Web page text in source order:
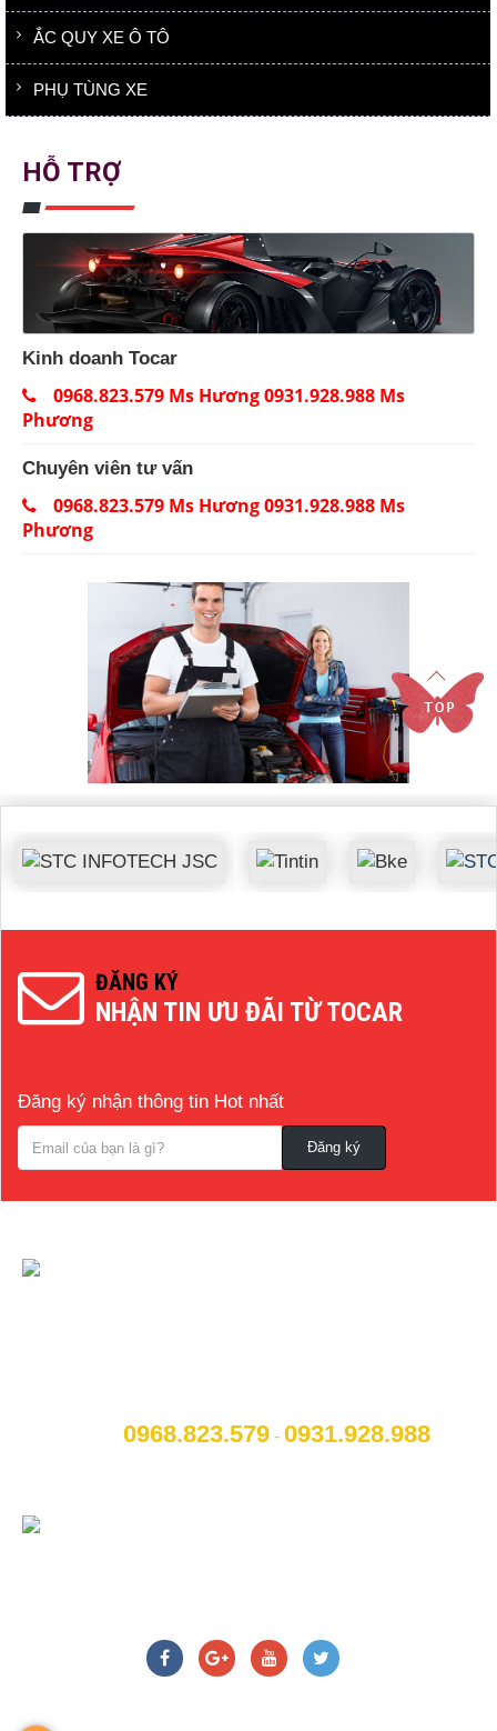
ẮC QUY XE Ô TÔ
PHỤ TÙNG XE
HỖ TRỢ
Kinh doanh Tocar
0968.823.579 Ms Hương 0931.928.988 Ms
Phương
Chuyên viên tư vấn
0968.823.579 Ms Hương 0931.928.988 Ms
Phương
ĐĂNG KÝ
NHẬN TIN ƯU ĐÃI TỪ TOCAR
Đăng ký nhận thông tin Hot nhất
0968.823.579 - 0931.928.988